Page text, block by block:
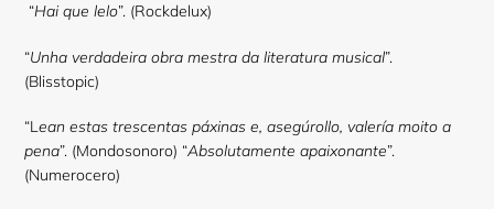
“Hai que lelo”. (Rockdelux)
“Unha verdadeira obra mestra da literatura musical”.
(Blisstopic)
“Lean estas trescentas páxinas e, asegúrollo, valería moito a
pena”. (Mondosonoro) “Absolutamente apaixonante”.
(Numerocero)